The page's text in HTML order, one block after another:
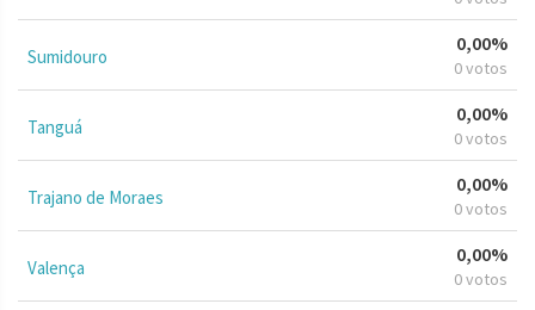
Sumidouro
0,00%
0 votos
Tanguá
0,00%
0 votos
Trajano de Moraes
0,00%
0 votos
Valença
0,00%
0 votos